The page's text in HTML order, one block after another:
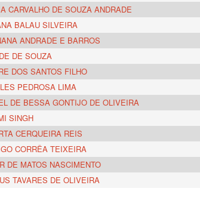
CARVALHO DE SOUZA ANDRADE
BALAU SILVEIRA
ANDRADE E BARROS
DE SOUZA
DOS SANTOS FILHO
PEDROSA LIMA
DE BESSA GONTIJO DE OLIVEIRA
SINGH
CERQUEIRA REIS
CORRÊA TEIXEIRA
DE MATOS NASCIMENTO
TAVARES DE OLIVEIRA